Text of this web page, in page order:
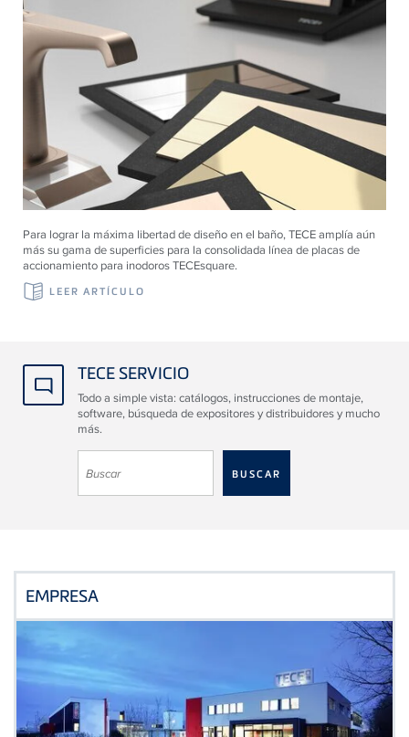
Para lograr la máxima libertad de diseño en el baño, TECE amplía aún
más su gama de superficies para la consolidada línea de placas de
accionamiento para inodoros TECEsquare.
LEER ARTÍCULO
TECE SERVICIO
Todo a simple vista: catálogos, instrucciones de montaje,
software, búsqueda de expositores y distribuidores y mucho
más.
EMPRESA